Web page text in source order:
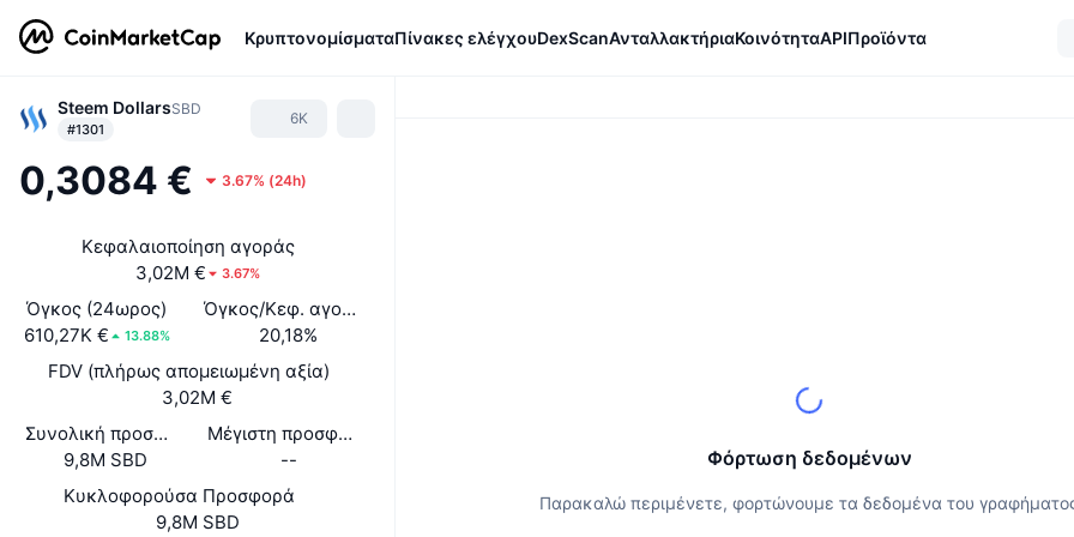
ΚρυπτονομίσματαΠίνακες ελέγχουDexScanΑνταλλακτήριαΚοινότηταAPIΠροϊόντα
Steem DollarsSBD
#1301
6K
0,3084 € 3.67% (24h)
Κεφαλαιοποίηση αγοράς
3,02M €
3.67%
Όγκος (24ωρος)
610,27K €
13.88%
Όγκος/Κεφ. αγοράς (24ώ)
20,18%
FDV (πλήρως απομειωμένη αξία)
3,02M €
Συνολική προσφορά
9,8M SBD
Μέγιστη προσφορά
--
Κυκλοφορούσα Προσφορά
9,8M SBD
Φόρτωση δεδομένων
Παρακαλώ περιμένετε, φορτώνουμε τα δεδομένα του